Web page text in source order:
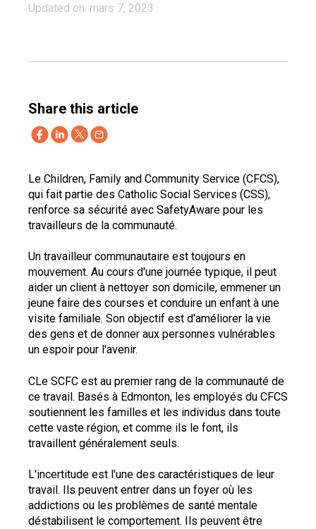
Updated on: mars 7, 2023
Share this article
Le Children, Family and Community Service (CFCS),
qui fait partie des Catholic Social Services (CSS),
renforce sa sécurité avec SafetyAware pour les
travailleurs de la communauté.
Un travailleur communautaire est toujours en
mouvement. Au cours d'une journée typique, il peut
aider un client à nettoyer son domicile, emmener un
jeune faire des courses et conduire un enfant à une
visite familiale. Son objectif est d'améliorer la vie
des gens et de donner aux personnes vulnérables
un espoir pour l'avenir.
CLe SCFC est au premier rang de la communauté de
ce travail. Basés à Edmonton, les employés du CFCS
soutiennent les familles et les individus dans toute
cette vaste région, et comme ils le font, ils
travaillent généralement seuls.
L'incertitude est l'une des caractéristiques de leur
travail. Ils peuvent entrer dans un foyer où les
addictions ou les problèmes de santé mentale
déstabilisent le comportement. Ils peuvent être